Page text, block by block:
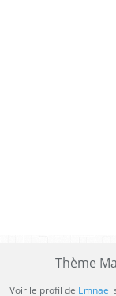
Thème
Voir le profil de Emnael